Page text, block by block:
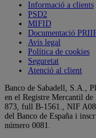
Informació a clients
PSD2
MIFID
Documentació
Avis legal
Política de cookies
Seguretat
Atenció al client
Banco de Sabadell, S.A.,
en el Registre Mercantil
873, full B-1561., NIF
del Banco de España i
número 0081.